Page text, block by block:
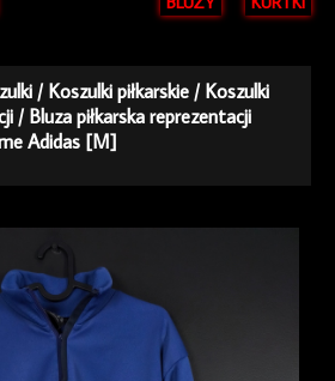
/Koszulki piłkarskie /Koszulki
/ Bluza piłkarska reprezentacji
Adidas [M]